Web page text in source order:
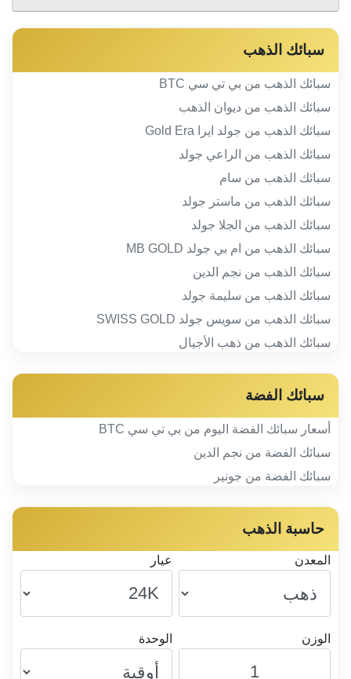
سبائك الذهب
سبائك الذهب من بي تي سي BTC
سبائك الذهب من ديوان الذهب
سبائك الذهب من جولد ايرا Gold Era
سبائك الذهب من الراعي جولد
سبائك الذهب من سام
سبائك الذهب من ماستر جولد
سبائك الذهب من الجلا جولد
سبائك الذهب من ام بي جولد MB GOLD
سبائك الذهب من نجم الدين
سبائك الذهب من سليمة جولد
سبائك الذهب من سويس جولد SWISS GOLD
سبائك الذهب من ذهب الأجيال
سبائك الفضة
أسعار سبائك الفضة اليوم من بي تي سي BTC
سبائك الفضة من نجم الدين
سبائك الفضة من جونير
حاسبة الذهب
المعدن عيار
الوزن الوحدة